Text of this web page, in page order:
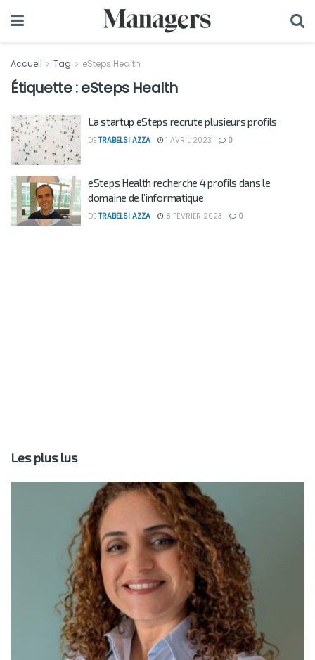
Accueil Tag eSteps Health
Étiquette :eSteps Health
La startup eSteps recrute plusieurs profils
DE TRABELSI AZZA 1 AVRIL 2023 0
eSteps Health recherche 4 profils dans le
domaine de l’informatique
DE TRABELSI AZZA 8 FÉVRIER 2023 0
Les plus lus